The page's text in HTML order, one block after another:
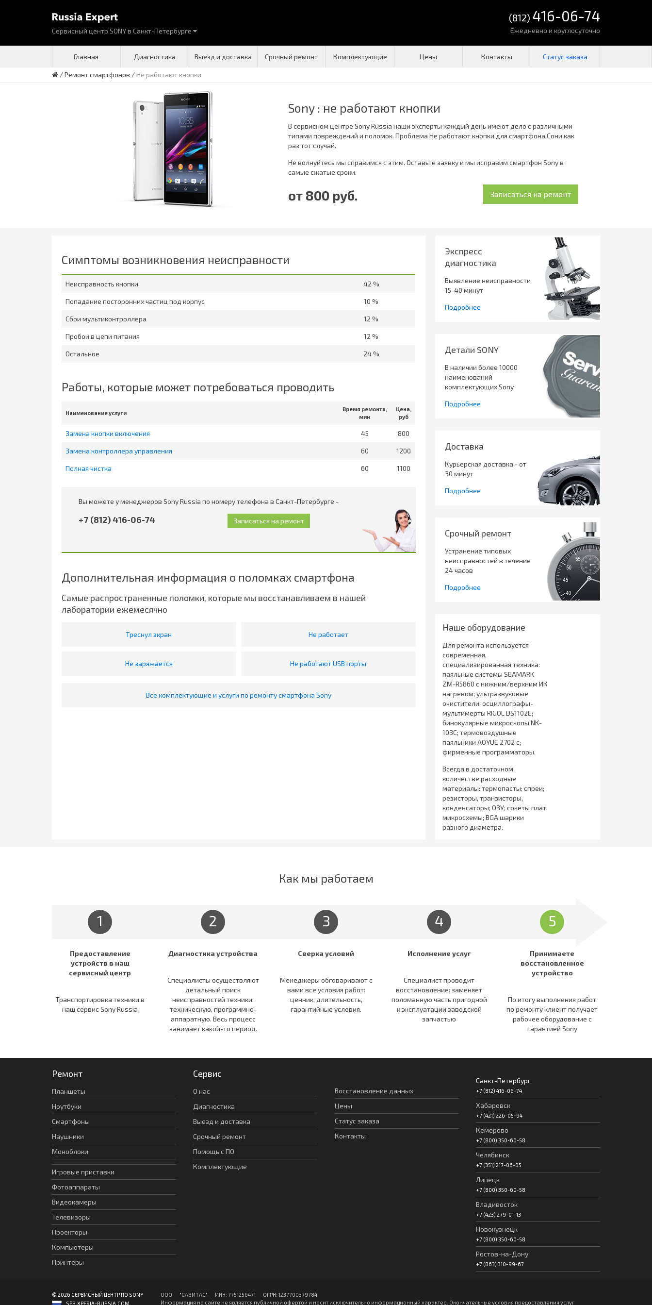
Сервисный центр SONYв Санкт-Петербурге
(812) 416-06-74
Ежедневно и круглосуточно
Главная Диагностика Выезд и доставка Срочный ремонт Комплектующие Цены Контакты
/Ремонт смартфонов / Не работают кнопки
Sony : не работают кнопки
В сервисном центре Sony Russia наши эксперты каждый день имеют дело с различными
типами повреждений и поломок. Проблема Не работают кнопки для смартфона Сони как
раз тот случай.
Не волнуйтесь мы справимся с этим. Оставьте заявку и мы исправим смартфон Sony в
самые сжатые сроки.
от 800 руб.
Симптомы возникновения неисправности
Неисправность кнопки 42 %
Попадание посторонних частиц под корпус 10 %
Сбои мультиконтроллера 12 %
Пробои в цепи питания 12 %
Остальное 24 %
Работы, которые может потребоваться проводить
Наименование услуги
Время ремонта,
мин
Цена,
руб
Замена кнопки включения 45 800
Замена контроллера управления 60 1200
Полная чистка 60 1100
Вы можете у менеджеров Sony Russia по номеру телефона в Санкт-Петербурге -
+7 (812) 416-06-74
Дополнительная информация о поломках смартфона
Самые распространенные поломки, которые мы восстанавливаем в нашей
лаборатории ежемесячно
Треснул экран Не работает
Не заряжается Не работают USB порты
Все комплектующие и услуги по ремонту смартфона Sony
Экспресс
диагностика
Выявление неисправности
15-40 минут
Подробнее
Детали SONY
В наличии более 10000
наименований
комплектующих Sony
Подробнее
Доставка
Курьерская доставка - от
30 минут
Подробнее
Срочный ремонт
Устранение типовых
неисправностей в течение
24 часов
Подробнее
Наше оборудование
Для ремонта используется
современная,
специализированная техника:
паяльные системы SEAMARK
ZM-R5860 с нижним/верхним ИК
нагревом; ультразвуковые
очистители; осциллографы-
мультимерты RIGOL DS1102E;
бинокулярные микроскопы NK-
103C; термовоздушные
паяльники AOYUE 2702 с;
фирменные программаторы.
Всегда в достаточном
количестве расходные
материалы: термопасты; спреи;
резисторы, транзисторы,
конденсаторы; ОЗУ; сокеты плат;
микросхемы; BGA шарики
разного диаметра.
Как мы работаем
1
Предоставление
устройств в наш
сервисный центр
Транспортировка техники в
наш сервис Sony Russia
2
Диагностика устройства
Специалисты осуществляют
детальный поиск
неисправностей техники:
техническую, программно-
аппаратную. Весь процесс
занимает какой-то период.
3
Сверка условий
Менеджеры обговаривают c
вами все условия работ:
ценник, длительность,
гарантийные условия.
4
Исполнение услуг
Специалист проводит
восстановление: заменяет
поломанную часть пригодной
к эксплуатации заводской
запчастью
5
Принимаете
восстановленное
устройство
По итогу выполнения работ
по ремонту клиент получает
рабочее оборудование c
гарантией Sony
Ремонт
Планшеты
Ноутбуки
Смартфоны
Наушники
Моноблоки
Игровые приставки
Фотоаппараты
Видеокамеры
Телевизоры
Проекторы
Компьютеры
Принтеры
Сервис
О нас
Диагностика
Выезд и доставка
Срочный ремонт
Помощь с ПО
Комплектующие
Восстановление данных
Цены
Статус заказа
Контакты
Санкт-Петербург
+7 (812) 416-06-74
Хабаровск
+7 (421) 226-05-94
Кемерово
+7 (800) 350-60-58
Челябинск
+7 (351) 217-06-05
Липецк
+7 (800) 350-60-58
Владивосток
+7 (423) 279-01-13
Новокузнецк
+7 (800) 350-60-58
Ростов-на-Дону
+7 (863) 310-99-67
© 2026 СЕРВИСНЫЙ ЦЕНТР ПО SONY
SPB.XPERIA-RUSSIA.COM
ООО "CАВИТAC" ИНН: 7751256471 ОГPН: 1237700379784
Информация на сайте не является публичной офертой и носит исключительно информационный характер. Окончательные условия предоставления услуг